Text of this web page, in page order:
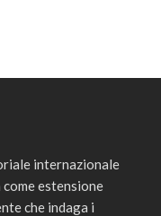
internazionale
estensione
che indaga i